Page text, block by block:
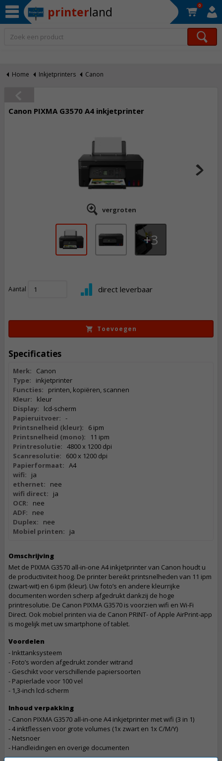
printerland 0
Home Inkjetprinters Canon
Canon PIXMA G3570 A4 inkjetprinter
vergroten
3
Aantal direct leverbaar
Toevoegen
Specificaties
Merk:
Canon
Type:
inkjetprinter
Functies:
printen, kopiëren, scannen
Kleur:
kleur
Display:
lcd-scherm
Papieruitvoer: -
Printsnelheid (kleur):
6 ipm
Printsnelheid (mono):
11 ipm
Printresolutie: 4800 x 1200 dpi
Scanresolutie:
600 x 1200 dpi
Papierformaat: A4
wifi:
ja
ethernet:
nee
wifi direct:
ja
OCR:
nee
ADF:
nee
Duplex:
nee
Mobiel printen:
ja
Omschrijving
Met de PIXMA G3570 all-in-one A4 inkjetprinter van Canon houdt u
de productiviteit hoog. De printer bereikt printsnelheden van 11 ipm
(zwart-wit) en 6 ipm (kleur). Uw foto’s en andere kleurrijke
documenten worden scherp afgedrukt dankzij de hoge
printresolutie. De Canon PIXMA G3570 is voorzien wifi en Wi-Fi
Direct. Ook mobiel printen via de Canon PRINT- of Apple AirPrint-app
is mogelijk met uw smartphone of tablet.
Voordelen
- Inkttanksysteem
- Foto’s worden afgedrukt zonder witrand
- Geschikt voor verschillende papiersoorten
- Papierlade voor 100 vel
- 1,3-inch lcd-scherm
Inhoud verpakking
- Canon PIXMA G3570 all-in-one A4 inkjetprinter met wifi (3 in 1)
- 4 inktflessen voor grote volumes (1x zwart en 1x C/M/Y)
- Netsnoer
- Handleidingen en overige documenten